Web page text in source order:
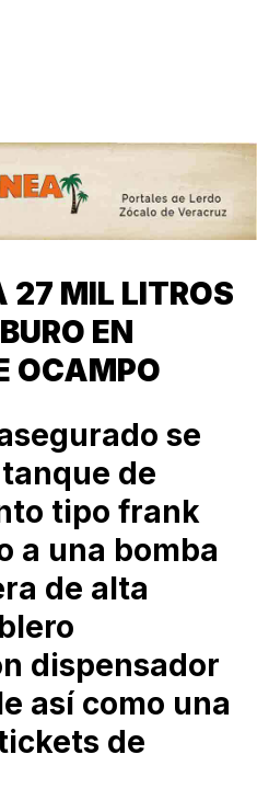
27 MIL LITROS
EN
OCAMPO
se
de
tipo frank
a una bomba
de alta
dispensador
así como una
de